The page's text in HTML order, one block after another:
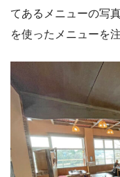
てあるメニューの写
を使ったメニューを